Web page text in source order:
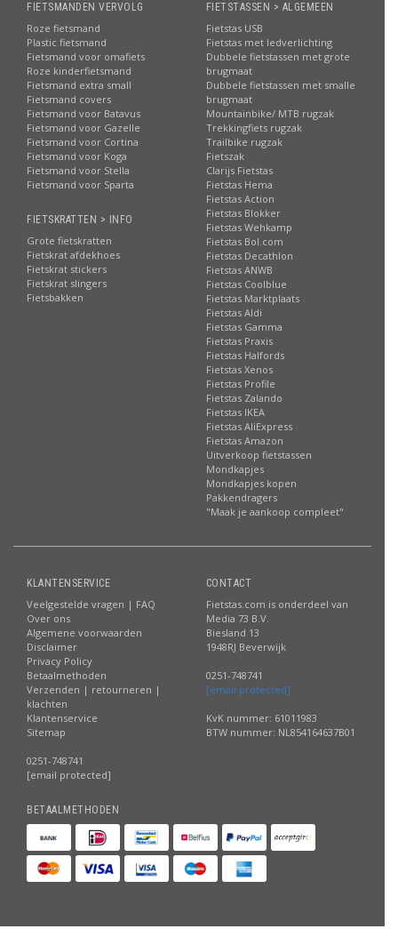
FIETSMANDEN VERVOLG
Roze fietsmand
Plastic fietsmand
Fietsmand voor omafiets
Roze kinderfietsmand
Fietsmand extra small
Fietsmand covers
Fietsmand voor Batavus
Fietsmand voor Gazelle
Fietsmand voor Cortina
Fietsmand voor Koga
Fietsmand voor Stella
Fietsmand voor Sparta
FIETSKRATTEN > INFO
Grote fietskratten
Fietskrat afdekhoes
Fietskrat stickers
Fietskrat slingers
Fietsbakken
FIETSTASSEN > ALGEMEEN
Fietstas USB
Fietstas met ledverlichting
Dubbele fietstassen met grote
brugmaat
Dubbele fietstassen met smalle
brugmaat
Mountainbike/ MTB rugzak
Trekkingfiets rugzak
Trailbike rugzak
Fietszak
Clarijs Fietstas
Fietstas Hema
Fietstas Action
Fietstas Blokker
Fietstas Wehkamp
Fietstas Bol.com
Fietstas Decathlon
Fietstas ANWB
Fietstas Coolblue
Fietstas Marktplaats
Fietstas Aldi
Fietstas Gamma
Fietstas Praxis
Fietstas Halfords
Fietstas Xenos
Fietstas Profile
Fietstas Zalando
Fietstas IKEA
Fietstas AliExpress
Fietstas Amazon
Uitverkoop fietstassen
Mondkapjes
Mondkapjes kopen
Pakkendragers
"Maak je aankoop compleet"
KLANTENSERVICE
Veelgestelde vragen | FAQ
Over ons
Algemene voorwaarden
Disclaimer
Privacy Policy
Betaalmethoden
Verzenden | retourneren |
klachten
Klantenservice
Sitemap
0251-748741
[email protected]
CONTACT
Fietstas.com is onderdeel van
Media 73 B.V.
Biesland 13
1948RJ Beverwijk
0251-748741
[email protected]
KvK nummer: 61011983
BTW nummer: NL854164637B01
BETAALMETHODEN